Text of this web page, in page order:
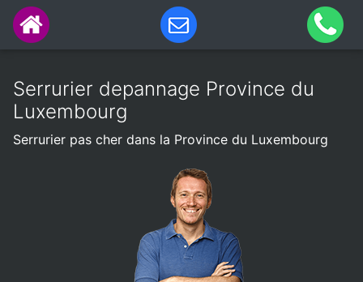
Serrurier depannage Province du
Luxembourg
Serrurier pas cher dans la Province du Luxembourg